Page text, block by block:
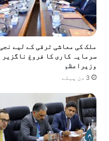
تعاون مزید مضبوط
چین تعلقات مزید
ملک کی معاشی ترقی کے لیے نجی
سرمایہ کاری کا فروغ ناگزیر
وزیراعظم
3 دن پہلے